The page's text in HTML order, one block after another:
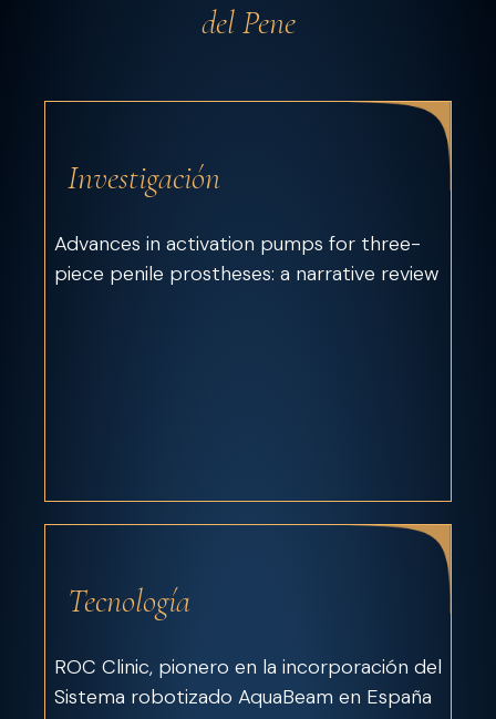
del Pene
Investigación
Advances in activation pumps for three-
piece penile prostheses: a narrative review
Tecnología
ROC Clinic, pionero en la incorporación del
Sistema robotizado AquaBeam en España